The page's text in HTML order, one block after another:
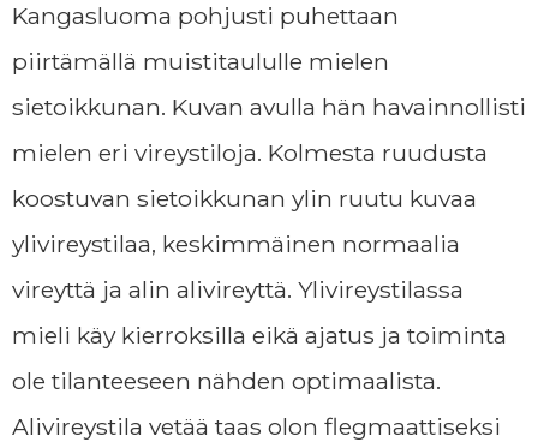
Kangasluoma pohjusti puhettaan
piirtämällä muistitaululle mielen
sietoikkunan. Kuvan avulla hän havainnollisti
mielen eri vireystiloja. Kolmesta ruudusta
koostuvan sietoikkunan ylin ruutu kuvaa
ylivireystilaa, keskimmäinen normaalia
vireyttä ja alin alivireyttä. Ylivireystilassa
mieli käy kierroksilla eikä ajatus ja toiminta
ole tilanteeseen nähden optimaalista.
Alivireystila vetää taas olon flegmaattiseksi